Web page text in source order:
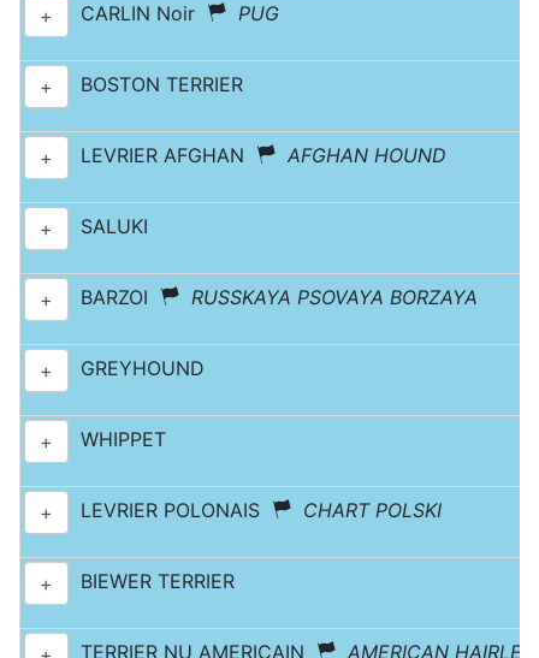
+ CARLIN Noir PUG
+ BOSTON TERRIER
+ LEVRIER AFGHAN AFGHAN HOUND
+ SALUKI
+ BARZOI RUSSKAYA PSOVAYA BORZAYA
+ GREYHOUND
+ WHIPPET
+ LEVRIER POLONAIS CHART POLSKI
+ BIEWER TERRIER
TERRIER NU AMERICAIN AMERICAN